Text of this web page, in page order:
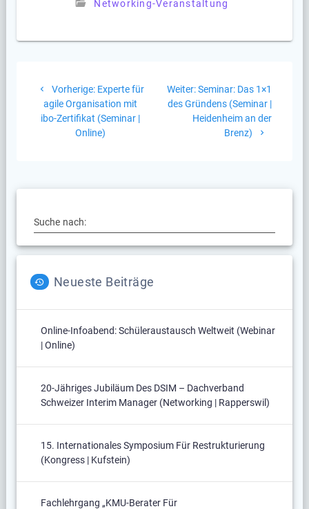
Networking-Veranstaltung
Vorherige: Vorheriger
Beitrag:
Experte für
agile Organisation mit
ibo-Zertifikat (Seminar |
Online)
Weiter:Nächster
Beitrag:
Seminar: Das 1×1
des Gründens (Seminar |
Heidenheim an der
Brenz)
Suche nach:
Neueste Beiträge
Online-Infoabend: Schüleraustausch Weltweit (Webinar
| Online)
20-Jähriges Jubiläum Des DSIM – Dachverband
Schweizer Interim Manager (Networking | Rapperswil)
15. Internationales Symposium Für Restrukturierung
(Kongress | Kufstein)
Fachlehrgang „KMU-Berater Für